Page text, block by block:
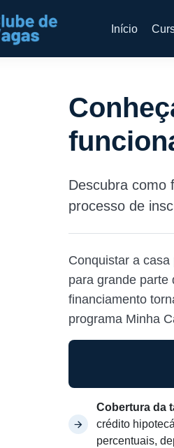
Início
Descubra como
processo de
Conquistar a
para grande parte
financiamento
programa Minha
Cobertura da
crédito
percentuais,